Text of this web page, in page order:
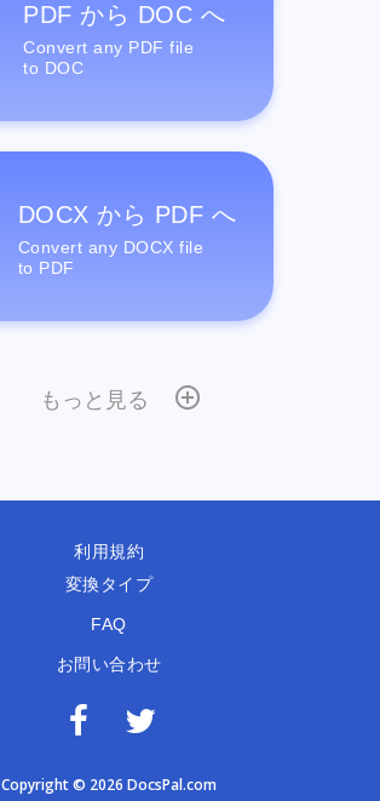
PDF から DOC へ
Convert any PDF file
to DOC
DOCX から PDF へ
Convert any DOCX file
to PDF
もっと見る
利用規約
変換タイプ
FAQ
お問い合わせ
Copyright © 2026 DocsPal.com